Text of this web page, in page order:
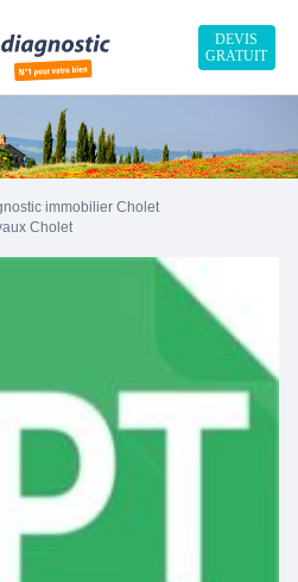
DEVIS
GRATUIT
immobilier Cholet
Cholet